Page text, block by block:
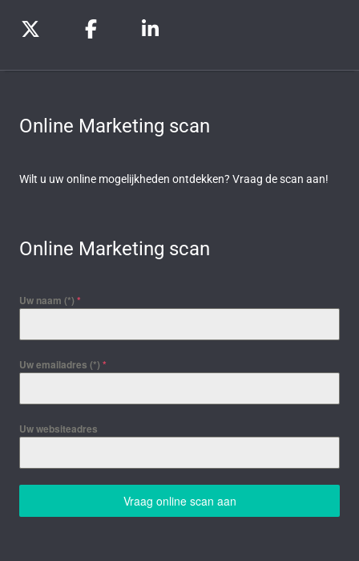
Online Marketing scan
Wilt u uw online mogelijkheden ontdekken? Vraag de scan aan!
Online Marketing scan
Uw naam (*) *
Uw emailadres (*) *
Uw websiteadres
Vraag online scan aan